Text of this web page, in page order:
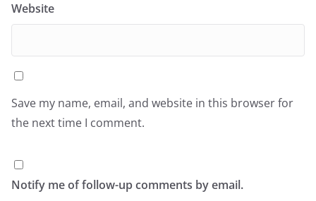
Website
Save my name, email, and website in this browser for
the next time I comment.
Notify me of follow-up comments by email.